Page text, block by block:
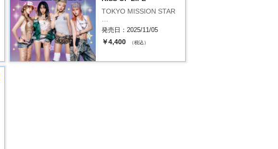
TOKYO MISSION STAR
…
発売日：2025/11/05
￥4,400 （税込）